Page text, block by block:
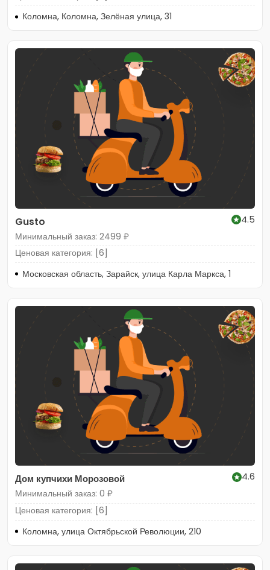
Коломна, Коломна, Зелёная улица, 31
Gusto
4.5
Минимальный заказ: 2499 ₽
Ценовая категория: [6]
Московская область, Зарайск, улица Карла Маркса, 1
Дом купчихи Морозовой
4.6
Минимальный заказ: 0 ₽
Ценовая категория: [6]
Коломна, улица Октябрьской Революции, 210